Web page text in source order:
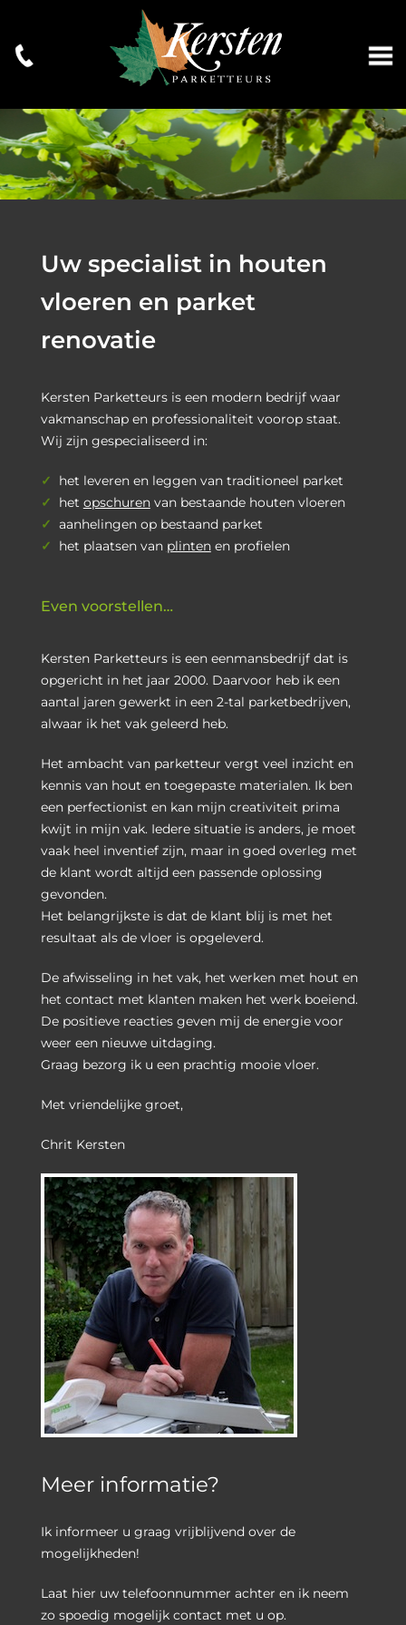
Uw specialist in houten
vloeren en parket
renovatie
Kersten Parketteurs is een modern bedrijf waar
vakmanschap en professionaliteit voorop staat.
Wij zijn gespecialiseerd in:
✓ het leveren en leggen van traditioneel parket
✓ het opschurenvan bestaande houten vloeren
✓ aanhelingen op bestaand parket
✓ het plaatsen van plintenen profielen
Even voorstellen…
Kersten Parketteurs is een eenmansbedrijf dat is
opgericht in het jaar 2000. Daarvoor heb ik een
aantal jaren gewerkt in een 2-tal parketbedrijven,
alwaar ik het vak geleerd heb.
Het ambacht van parketteur vergt veel inzicht en
kennis van hout en toegepaste materialen. Ik ben
een perfectionist en kan mijn creativiteit prima
kwijt in mijn vak. Iedere situatie is anders, je moet
vaak heel inventief zijn, maar in goed overleg met
de klant wordt altijd een passende oplossing
gevonden.
Het belangrijkste is dat de klant blij is met het
resultaat als de vloer is opgeleverd.
De afwisseling in het vak, het werken met hout en
het contact met klanten maken het werk boeiend.
De positieve reacties geven mij de energie voor
weer een nieuwe uitdaging.
Graag bezorg ik u een prachtig mooie vloer.
Met vriendelijke groet,
Chrit Kersten
Meer informatie?
Ik informeer u graag vrijblijvend over de
mogelijkheden!
Laat hier uw telefoonnummer achter en ik neem
zo spoedig mogelijk contact met u op.